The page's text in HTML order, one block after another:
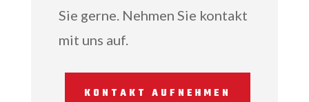
Sie gerne. Nehmen Sie kontakt
mit uns auf.
KONTAKT AUFNEHMEN